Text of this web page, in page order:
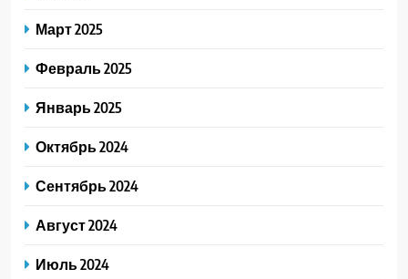
Март 2025
Февраль 2025
Январь 2025
Октябрь 2024
Сентябрь 2024
Август 2024
Июль 2024